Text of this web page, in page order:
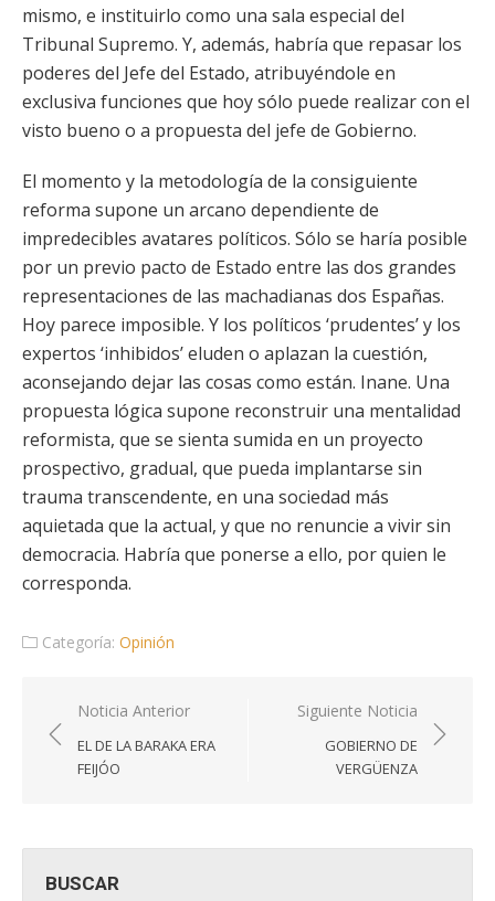
mismo, e instituirlo como una sala especial del
Tribunal Supremo. Y, además, habría que repasar los
poderes del Jefe del Estado, atribuyéndole en
exclusiva funciones que hoy sólo puede realizar con el
visto bueno o a propuesta del jefe de Gobierno.
El momento y la metodología de la consiguiente
reforma supone un arcano dependiente de
impredecibles avatares políticos. Sólo se haría posible
por un previo pacto de Estado entre las dos grandes
representaciones de las machadianas dos Españas.
Hoy parece imposible. Y los políticos ‘prudentes’ y los
expertos ‘inhibidos’ eluden o aplazan la cuestión,
aconsejando dejar las cosas como están. Inane. Una
propuesta lógica supone reconstruir una mentalidad
reformista, que se sienta sumida en un proyecto
prospectivo, gradual, que pueda implantarse sin
trauma transcendente, en una sociedad más
aquietada que la actual, y que no renuncie a vivir sin
democracia. Habría que ponerse a ello, por quien le
corresponda.
Categoría: Opinión
Navegación
de
entradas
Noticia Anterior
EL DE LA BARAKA ERA
FEIJÓO
Siguiente Noticia
GOBIERNO DE
VERGÜENZA
BUSCAR